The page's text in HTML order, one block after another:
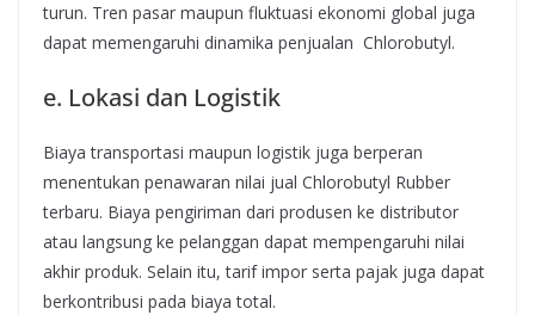
turun. Tren pasar maupun fluktuasi ekonomi global juga
dapat memengaruhi dinamika penjualan Chlorobutyl.
e. Lokasi dan Logistik
Biaya transportasi maupun logistik juga berperan
menentukan penawaran nilai jual Chlorobutyl Rubber
terbaru. Biaya pengiriman dari produsen ke distributor
atau langsung ke pelanggan dapat mempengaruhi nilai
akhir produk. Selain itu, tarif impor serta pajak juga dapat
berkontribusi pada biaya total.